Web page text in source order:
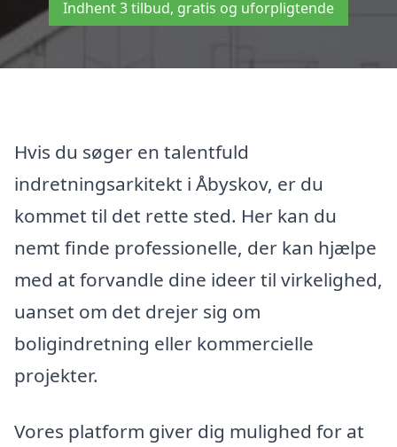
Indhent 3 tilbud, gratis og uforpligtende
Hvis du søger en talentfuld
indretningsarkitekt i Åbyskov, er du
kommet til det rette sted. Her kan du
nemt finde professionelle, der kan hjælpe
med at forvandle dine ideer til virkelighed,
uanset om det drejer sig om
boligindretning eller kommercielle
projekter.
Vores platform giver dig mulighed for at